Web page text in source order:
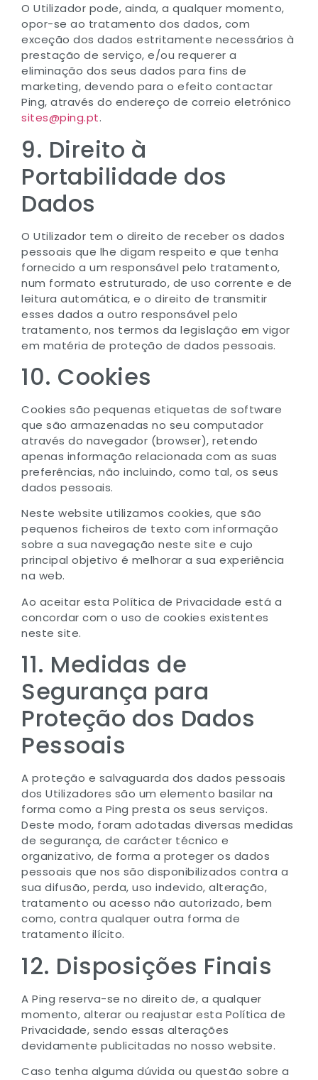
O Utilizador pode, ainda, a qualquer momento,
opor-se ao tratamento dos dados, com
exceção dos dados estritamente necessários à
prestação de serviço, e/ou requerer a
eliminação dos seus dados para fins de
marketing, devendo para o efeito contactar
Ping, através do endereço de correio eletrónico
sites@ping.pt.
9. Direito à
Portabilidade dos
Dados
O Utilizador tem o direito de receber os dados
pessoais que lhe digam respeito e que tenha
fornecido a um responsável pelo tratamento,
num formato estruturado, de uso corrente e de
leitura automática, e o direito de transmitir
esses dados a outro responsável pelo
tratamento, nos termos da legislação em vigor
em matéria de proteção de dados pessoais.
10. Cookies
Cookies são pequenas etiquetas de software
que são armazenadas no seu computador
através do navegador (browser), retendo
apenas informação relacionada com as suas
preferências, não incluindo, como tal, os seus
dados pessoais.
Neste website utilizamos cookies, que são
pequenos ficheiros de texto com informação
sobre a sua navegação neste site e cujo
principal objetivo é melhorar a sua experiência
na web.
Ao aceitar esta Política de Privacidade está a
concordar com o uso de cookies existentes
neste site.
11. Medidas de
Segurança para
Proteção dos Dados
Pessoais
A proteção e salvaguarda dos dados pessoais
dos Utilizadores são um elemento basilar na
forma como a Ping presta os seus serviços.
Deste modo, foram adotadas diversas medidas
de segurança, de carácter técnico e
organizativo, de forma a proteger os dados
pessoais que nos são disponibilizados contra a
sua difusão, perda, uso indevido, alteração,
tratamento ou acesso não autorizado, bem
como, contra qualquer outra forma de
tratamento ilícito.
12. Disposições Finais
A Ping reserva-se no direito de, a qualquer
momento, alterar ou reajustar esta Política de
Privacidade, sendo essas alterações
devidamente publicitadas no nosso website.
Caso tenha alguma dúvida ou questão sobre a